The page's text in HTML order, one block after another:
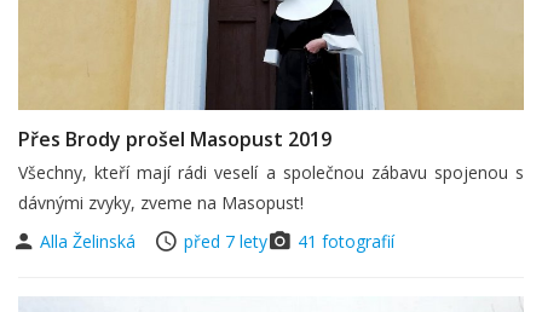
Přes Brody prošel Masopust 2019
Všechny, kteří mají rádi veselí a společnou zábavu spojenou s
dávnými zvyky, zveme na Masopust!
Alla Želinská
před 7 lety 41 fotografií